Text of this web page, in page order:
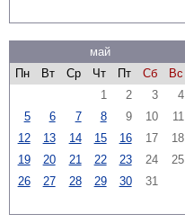
май
Пн
Вт Ср Чт Пт Сб
Вс
1
2 3
4
5
6 7 8 9 10
11
12
13 14 15 16 17
18
19
20 21 22 23 24
25
26
27 28 29 30 31